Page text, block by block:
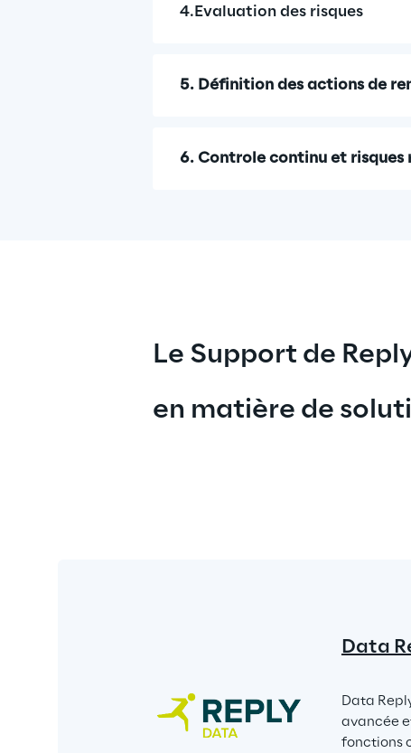
4.Evaluation des risques
5. Définition des actions de
6. Controle continu et risques
Le Support de
en matière de
Data
Data
avancée
fonctions